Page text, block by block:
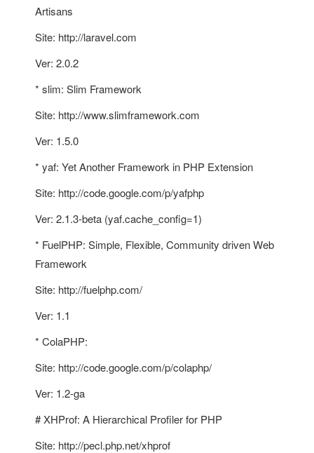
Artisans
Site: http://laravel.com
Ver: 2.0.2
* slim: Slim Framework
Site: http://www.slimframework.com
Ver: 1.5.0
* yaf: Yet Another Framework in PHP Extension
Site: http://code.google.com/p/yafphp
Ver: 2.1.3-beta (yaf.cache_config=1)
* FuelPHP: Simple, Flexible, Community driven Web
Framework
Site: http://fuelphp.com/
Ver: 1.1
* ColaPHP:
Site: http://code.google.com/p/colaphp/
Ver: 1.2-ga
# XHProf: A Hierarchical Profiler for PHP
Site: http://pecl.php.net/xhprof